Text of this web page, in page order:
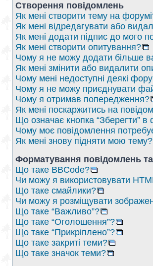
Створення повідомлень
Як мені створити тему на
Як мені відредагувати або
Як мені додати підпис до мого
Як мені створити опитування?
Чому я не можу додати більше
Як мені змінити або видалити
Чому мені недоступні деякі
Чому я не можу приєднувати
Чому я отримав попередження?
Як мені поскаржитись на
Що означає кнопка “Зберегти”
Чому моє повідомлення
Як мені знову підняти мою тему?
Форматування повідомлень
Що таке BBCode?
Чи можу я використовувати
Що таке смайлики?
Чи можу я розміщувати
Що таке “Важливо”?
Що таке “Оголошення”?
Що таке “Прикріплено”?
Що таке закриті теми?
Що таке значок теми?